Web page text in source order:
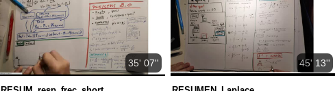
35' 07'' 45' 13''